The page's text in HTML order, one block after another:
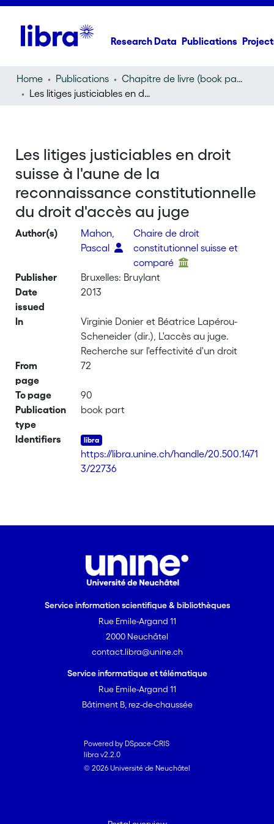
Research Data Publications
Home Publications
Chapitre de livre (book part)
Les litiges justiciables en droit suisse à l'aune de la reconnaissance constitutionnelle du droit d'accès au juge
Les litiges justiciables en droit
suisse à l'aune de la
reconnaissance constitutionnelle
du droit d'accès au juge
Author(s)
Mahon,
Pascal
Chaire de droit
constitutionnel suisse et
comparé
Publisher
Bruxelles: Bruylant
Date
issued
2013
In
Virginie Donier et Béatrice Lapérou-
Scheneider (dir.), L'accès au juge.
Recherche sur l'effectivité d'un droit
From
page
72
To page
90
Publication
type
book part
Identifiers
https://libra.unine.ch/handle/20.500.1471
3/22736
Service information scientifique & bibliothèques
Rue Emile-Argand 11
2000 Neuchâtel
contact.libra@unine.ch
Service informatique et télématique
Rue Emile-Argand 11
Bâtiment B, rez-de-chaussée
Powered by DSpace-CRIS
libra v2.2.0
© 2026 Université de Neuchâtel